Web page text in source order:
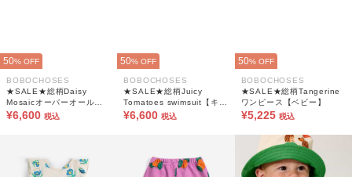
50% OFF
BOBOCHOSES
★SALE★総柄Daisy
Mosaicオーバーオール
【ベビー】
¥6,600 税込
50% OFF
BOBOCHOSES
★SALE★総柄Juicy
Tomatoes swimsuit【キッ
ズ】
¥6,600 税込
50% OFF
BOBOCHOSES
★SALE★総柄Tangerine
ワンピース【ベビー】
¥5,225 税込